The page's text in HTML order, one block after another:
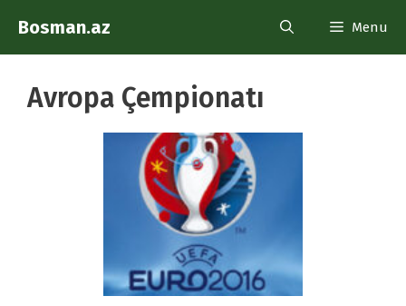
content
Bosman.az Menu
Avropa Çempionatı